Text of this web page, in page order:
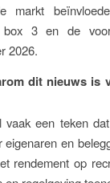
markt
box 3 en de
2026.
dit nieuws is
vaak een teken
eigenaren en
rendement op